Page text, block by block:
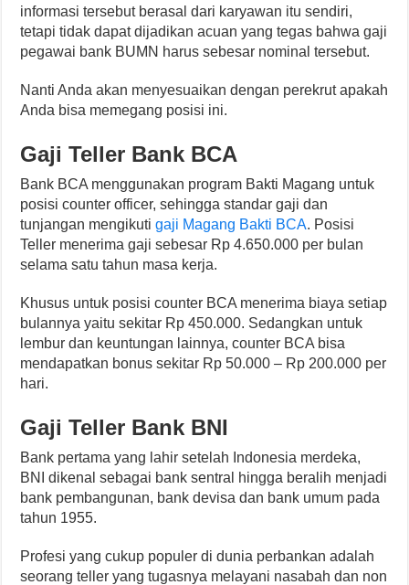
informasi tersebut berasal dari karyawan itu sendiri,
tetapi tidak dapat dijadikan acuan yang tegas bahwa gaji
pegawai bank BUMN harus sebesar nominal tersebut.
Nanti Anda akan menyesuaikan dengan perekrut apakah
Anda bisa memegang posisi ini.
Gaji Teller Bank BCA
Bank BCA menggunakan program Bakti Magang untuk
posisi counter officer, sehingga standar gaji dan
tunjangan mengikutigaji Magang Bakti BCA. Posisi
Teller menerima gaji sebesar Rp 4.650.000 per bulan
selama satu tahun masa kerja.
Khusus untuk posisi counter BCA menerima biaya setiap
bulannya yaitu sekitar Rp 450.000. Sedangkan untuk
lembur dan keuntungan lainnya, counter BCA bisa
mendapatkan bonus sekitar Rp 50.000 – Rp 200.000 per
hari.
Gaji Teller Bank BNI
Bank pertama yang lahir setelah Indonesia merdeka,
BNI dikenal sebagai bank sentral hingga beralih menjadi
bank pembangunan, bank devisa dan bank umum pada
tahun 1955.
Profesi yang cukup populer di dunia perbankan adalah
seorang teller yang tugasnya melayani nasabah dan non